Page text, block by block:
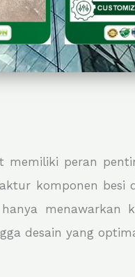
peran
komponen besi
menawarkan
desain yang